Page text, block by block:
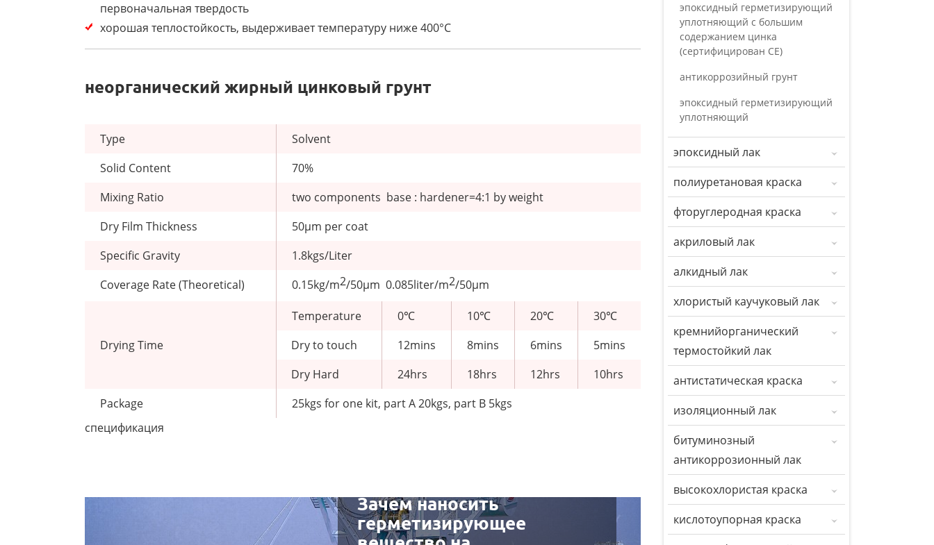
первоначальная твердость
хорошая теплостойкость, выдерживает температуру ниже 400°C
неорганический жирный цинковый грунт
Type
Solvent
Solid Content
70%
Mixing Ratio
two components base : hardener=4:1 by weight
Dry Film Thickness
50μm per coat
Specific Gravity
1.8kgs/Liter
Coverage Rate (Theoretical)
0.15kg/m2/50μm 0.085liter/m2/50μm
Drying Time
Temperature 0℃ 10℃ 20℃
30℃
Dry to touch
12mins 8mins 6mins
5mins
Dry Hard
24hrs 18hrs 12hrs
10hrs
Package
25kgs for one kit, part A 20kgs, part B 5kgs
спецификация
Зачем наносить
герметизирующее
эпоксидный герметизирующий
уплотняющий с большим
содержанием цинка
(сертифицирован CE)
антикоррозийный грунт
эпоксидный герметизирующий
уплотняющий
эпоксидный лак
полиуретановая краска
фторуглеродная краска
акриловый лак
алкидный лак
хлористый каучуковый лак
кремнийорганический
термостойкий лак
антистатическая краска
изоляционный лак
битуминозный
антикоррозионный лак
высокохлористая краска
кислотоупорная краска